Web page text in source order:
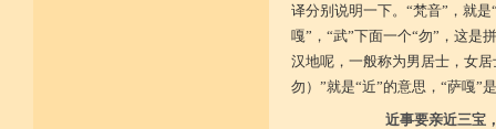
译分别说明一下。“梵音”，就
嘎”，“武”下面一个“勿”，这是
汉地呢，一般称为男居士，女
勿）”就是“近”的意思，“萨嘎”
近事要亲近三宝